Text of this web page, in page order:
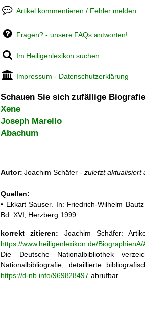
Artikel kommentieren / Fehler melden
Fragen? - unsere FAQs antworten!
Im Heiligenlexikon suchen
Impressum - Datenschutzerklärung
Schauen Sie sich zufällige
Xene
Joseph Marello
Abachum
Autor: Joachim Schäfer - zuletzt aktualisiert
Quellen:
• Ekkart Sauser. In: Friedrich-Wilhelm
Bd. XVI, Herzberg 1999
korrekt zitieren: Joachim Schäfer:
https://www.heiligenlexikon.de/
Die Deutsche Nationalbibliothek
Nationalbibliografie; detaillierte
https://d-nb.info/969828497 abrufbar.